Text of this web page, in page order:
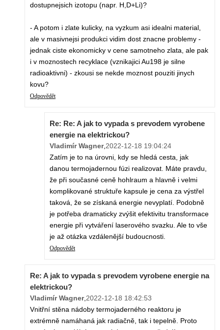
dostupnejsich izotopu (napr. H,D+Li)?
- A potom i zlate kulicky, na vyzkum asi idealni material,
ale v masivnejsi produkci vidim dost znacne problemy -
jednak ciste ekonomicky v cene samotneho zlata, ale pak
i v moznostech recyklace (vznikajici Au198 je silne
radioaktivni) - zkousi se nekde moznost pouziti jinych
kovu?
Odpovědět
Re: Re: A jak to vypada s prevodem vyrobene
energie na elektrickou?
Vladimír Wagner, 2022-12-18 19:04:24
Zatím je to na úrovni, kdy se hledá cesta, jak
danou termojadernou fúzi realizovat. Máte pravdu,
že při současné ceně hohlraum a hlavně i velmi
komplikované struktuře kapsule je cena za výstřel
taková, že se získaná energie nevyplatí. Podobně
je potřeba dramaticky zvýšit efektivitu transformace
energie při vytváření laserového svazku. Ale to vše
je až otázka vzdálenější budoucnosti.
Odpovědět
Re: A jak to vypada s prevodem vyrobene energie na
elektrickou?
Vladimír Wagner, 2022-12-18 18:42:53
Vnitřní stěna nádoby termojaderného reaktoru je
extrémně namáhaná jak radiačně, tak i tepelně. Proto